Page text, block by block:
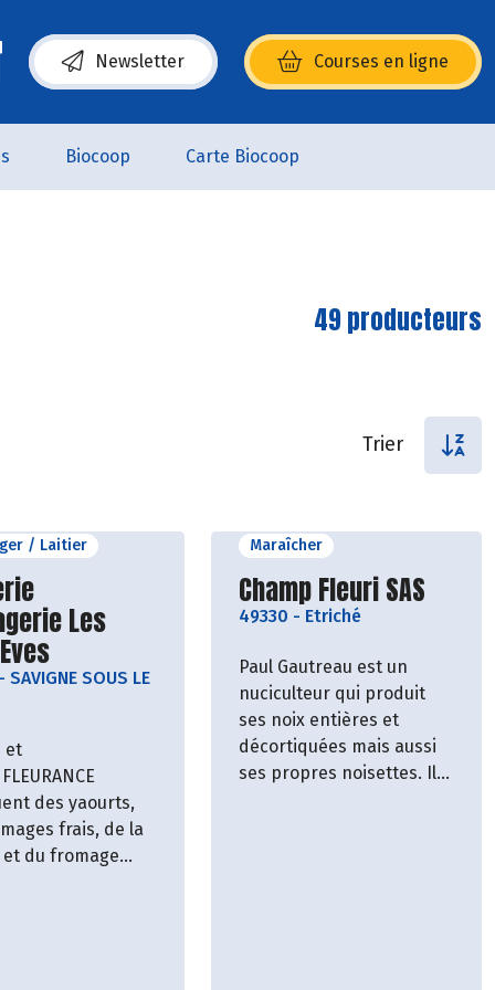
Newsletter Courses en ligne
(s’ouvre dans une nouvelle fenêtre)
Biocoop Carte Biocoop
49 producteurs
Trier
/ Laitier
le producteur
Les
- SAVIGNE SOUS LE
et
des yaourts,
frais, de la
du fromage
Maraîcher
Découvrir le
Champ Fleuri SAS
49330 - Etriché
Paul Gautreau est un
nuciculteur qui produit
ses noix entières et
décortiquées mais aussi
ses propres noisettes. Il